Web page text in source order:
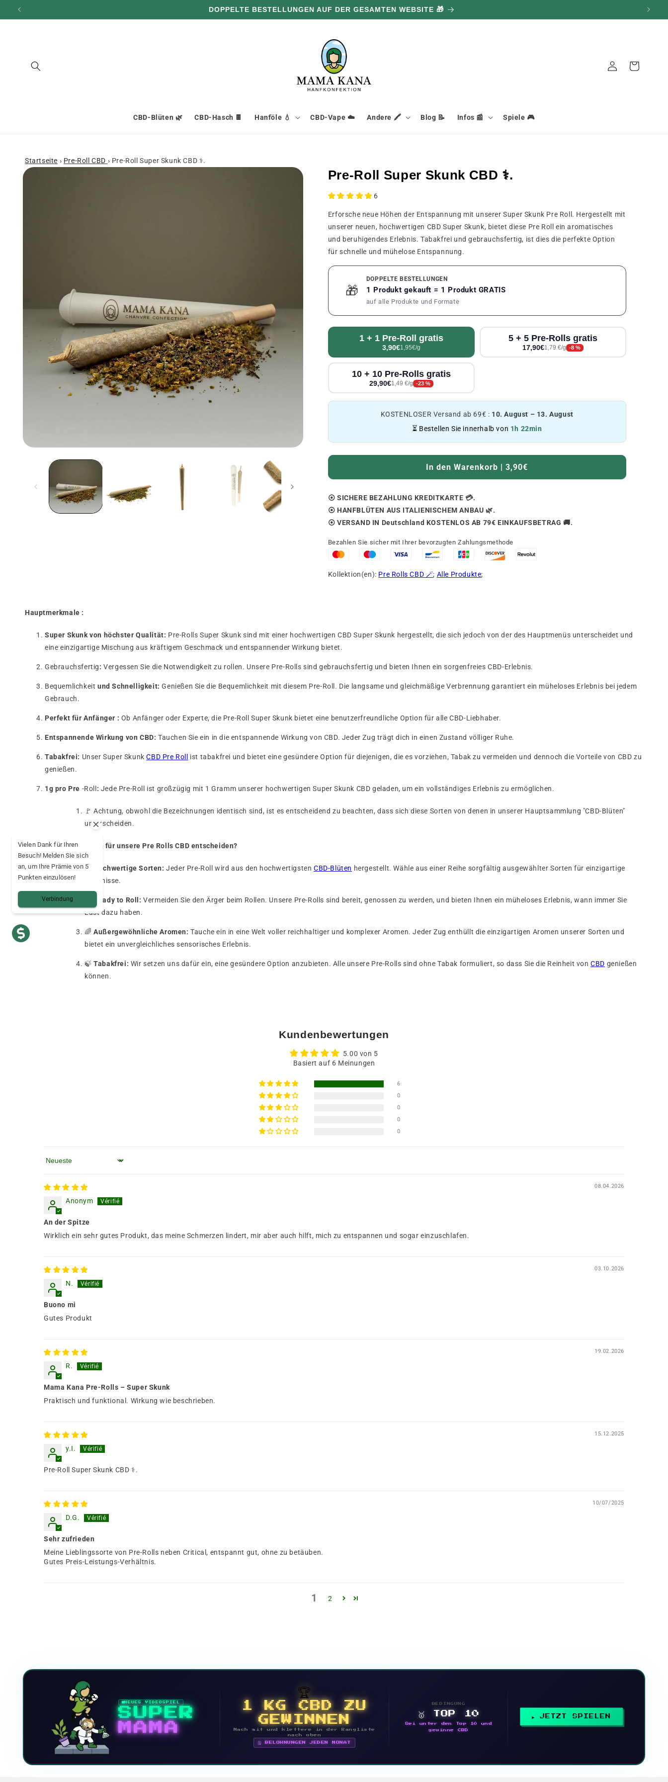
und zum
DOPPELTE BESTELLUNGEN AUF DER GESAMTEN WEBSITE 🎁
CBD-Blüten 🌿 CBD-Hasch 🍫 Hanföle 💧 CBD-Vape ☁️ Andere 🖍️ Blog 📝 Infos 📰 Spiele 🎮
VerbindungWarenkorb
Startseite › Pre-Roll CBD › Pre-Roll Super Skunk CBD ⚕.
Zu den
Produktinformationen
Fenster
Pre-Roll Super Skunk CBD ⚕.
6
Erforsche neue Höhen der Entspannung mit unserer Super Skunk Pre Roll. Hergestellt mit
unserer neuen, hochwertigen CBD Super Skunk, bietet diese Pre Roll ein aromatisches
und beruhigendes Erlebnis. Tabakfrei und gebrauchsfertig, ist dies die perfekte Option
für schnelle und mühelose Entspannung.
🎁
DOPPELTE BESTELLUNGEN
1 Produkt gekauft = 1 Produkt GRATIS
auf alle Produkte und Formate
1 + 1 Pre-Roll gratis
3,90€1,95€/g
5 + 5 Pre-Rolls gratis
17,90€1,79 €/g -8 %
10 + 10 Pre-Rolls gratis
29,90€1,49 €/g -23 %
KOSTENLOSER Versand ab 69€ : 10. August – 13. August
⏳ Bestellen Sie innerhalb von 1h 22min
In den Warenkorb | 3,90€
⦿ SICHERE BEZAHLUNG KREDITKARTE 💳.
⦿ HANFBLÜTEN AUS ITALIENISCHEM ANBAU 🌿.
⦿ VERSAND IN Deutschland KOSTENLOS AB 79€ EINKAUFSBETRAG 🚚.
Bezahlen Sie sicher mit Ihrer bevorzugten Zahlungsmethode
Kollektion(en): Pre Rolls CBD 🪄; Alle Produkte;
Hauptmerkmale :
Super Skunk von höchster Qualität: Pre-Rolls Super Skunk sind mit einer hochwertigen CBD Super Skunk hergestellt, die sich jedoch von der des Hauptmenüs unterscheidet und
eine einzigartige Mischung aus kräftigem Geschmack und entspannender Wirkung bietet.
Gebrauchsfertig: Vergessen Sie die Notwendigkeit zu rollen. Unsere Pre-Rolls sind gebrauchsfertig und bieten Ihnen ein sorgenfreies CBD-Erlebnis.
Bequemlichkeit und Schnelligkeit: Genießen Sie die Bequemlichkeit mit diesem Pre-Roll. Die langsame und gleichmäßige Verbrennung garantiert ein müheloses Erlebnis bei jedem
Gebrauch.
Perfekt für Anfänger : Ob Anfänger oder Experte, die Pre-Roll Super Skunk bietet eine benutzerfreundliche Option für alle CBD-Liebhaber.
Entspannende Wirkung von CBD: Tauchen Sie ein in die entspannende Wirkung von CBD. Jeder Zug trägt dich in einen Zustand völliger Ruhe.
Tabakfrei: Unser Super SkunkCBD Pre Roll
ist tabakfrei und bietet eine gesündere Option für diejenigen, die es vorziehen, Tabak zu vermeiden und dennoch die Vorteile von CBD zu
genießen.
1g pro Pre -Roll : Jede Pre-Roll ist großzügig mit 1 Gramm unserer hochwertigen Super Skunk CBD geladen, um ein vollständiges Erlebnis zu ermöglichen.
🚩 Achtung, obwohl die Bezeichnungen identisch sind, ist es entscheidend zu beachten, dass sich diese Sorten von denen in unserer Hauptsammlung "CBD-Blüten"
unterscheiden.
Warum sollten Sie sich für unsere Pre Rolls CBD entscheiden?
🌱 Hochwertige Sorten: Jeder Pre-Roll wird aus den hochwertigstenCBD-Blüten hergestellt. Wähle aus einer Reihe sorgfältig ausgewählter Sorten für einzigartige
Erlebnisse.
Ready to Roll: Vermeiden Sie den Ärger beim Rollen. Unsere Pre-Rolls sind bereit, genossen zu werden, und bieten Ihnen ein müheloses Erlebnis, wann immer Sie
Lust dazu haben.
🌈Außergewöhnliche Aromen: Tauche ein in eine Welt voller reichhaltiger und komplexer Aromen. Jeder Zug enthüllt die einzigartigen Aromen unserer Sorten und
bietet ein unvergleichliches sensorisches Erlebnis.
🍃Tabakfrei: Wir setzen uns dafür ein, eine gesündere Option anzubieten. Alle unsere Pre-Rolls sind ohne Tabak formuliert, so dass Sie die Reinheit vonCBD genießen
können.
Kundenbewertungen
5.00 von 5
Basiert auf 6 Meinungen
6
0
0
0
0
Sortieren nach
08.04.2026
Anonym
An der Spitze
Wirklich ein sehr gutes Produkt, das meine Schmerzen lindert, mir aber auch hilft, mich zu entspannen und sogar einzuschlafen.
03.10.2026
N.
Buono mi
Gutes Produkt
19.02.2026
R.
Mama Kana Pre-Rolls – Super Skunk
Praktisch und funktional. Wirkung wie beschrieben.
15.12.2025
y.I.
Pre-Roll Super Skunk CBD ⚕.
10/07/2025
D.G.
Sehr zufrieden
Meine Lieblingssorte von Pre-Rolls neben Critical, entspannt gut, ohne zu betäuben.
Gutes Preis-Leistungs-Verhältnis.
1 2
NEUES VIDEOSPIEL
SUPER
MAMA
🏆
1 KG CBD ZU
GEWINNEN
Mach mit und klettere in der Rangliste
nach oben
🗓 BELOHNUNGEN JEDEN MONAT
BEDINGUNG
🥇 TOP 10
Sei unter den Top 10 und
gewinne CBD
JETZT SPIELEN
Vielen Dank für Ihren
Besuch! Melden Sie sich
an, um Ihre Prämie von 5
Punkten einzulösen!
Verbindung